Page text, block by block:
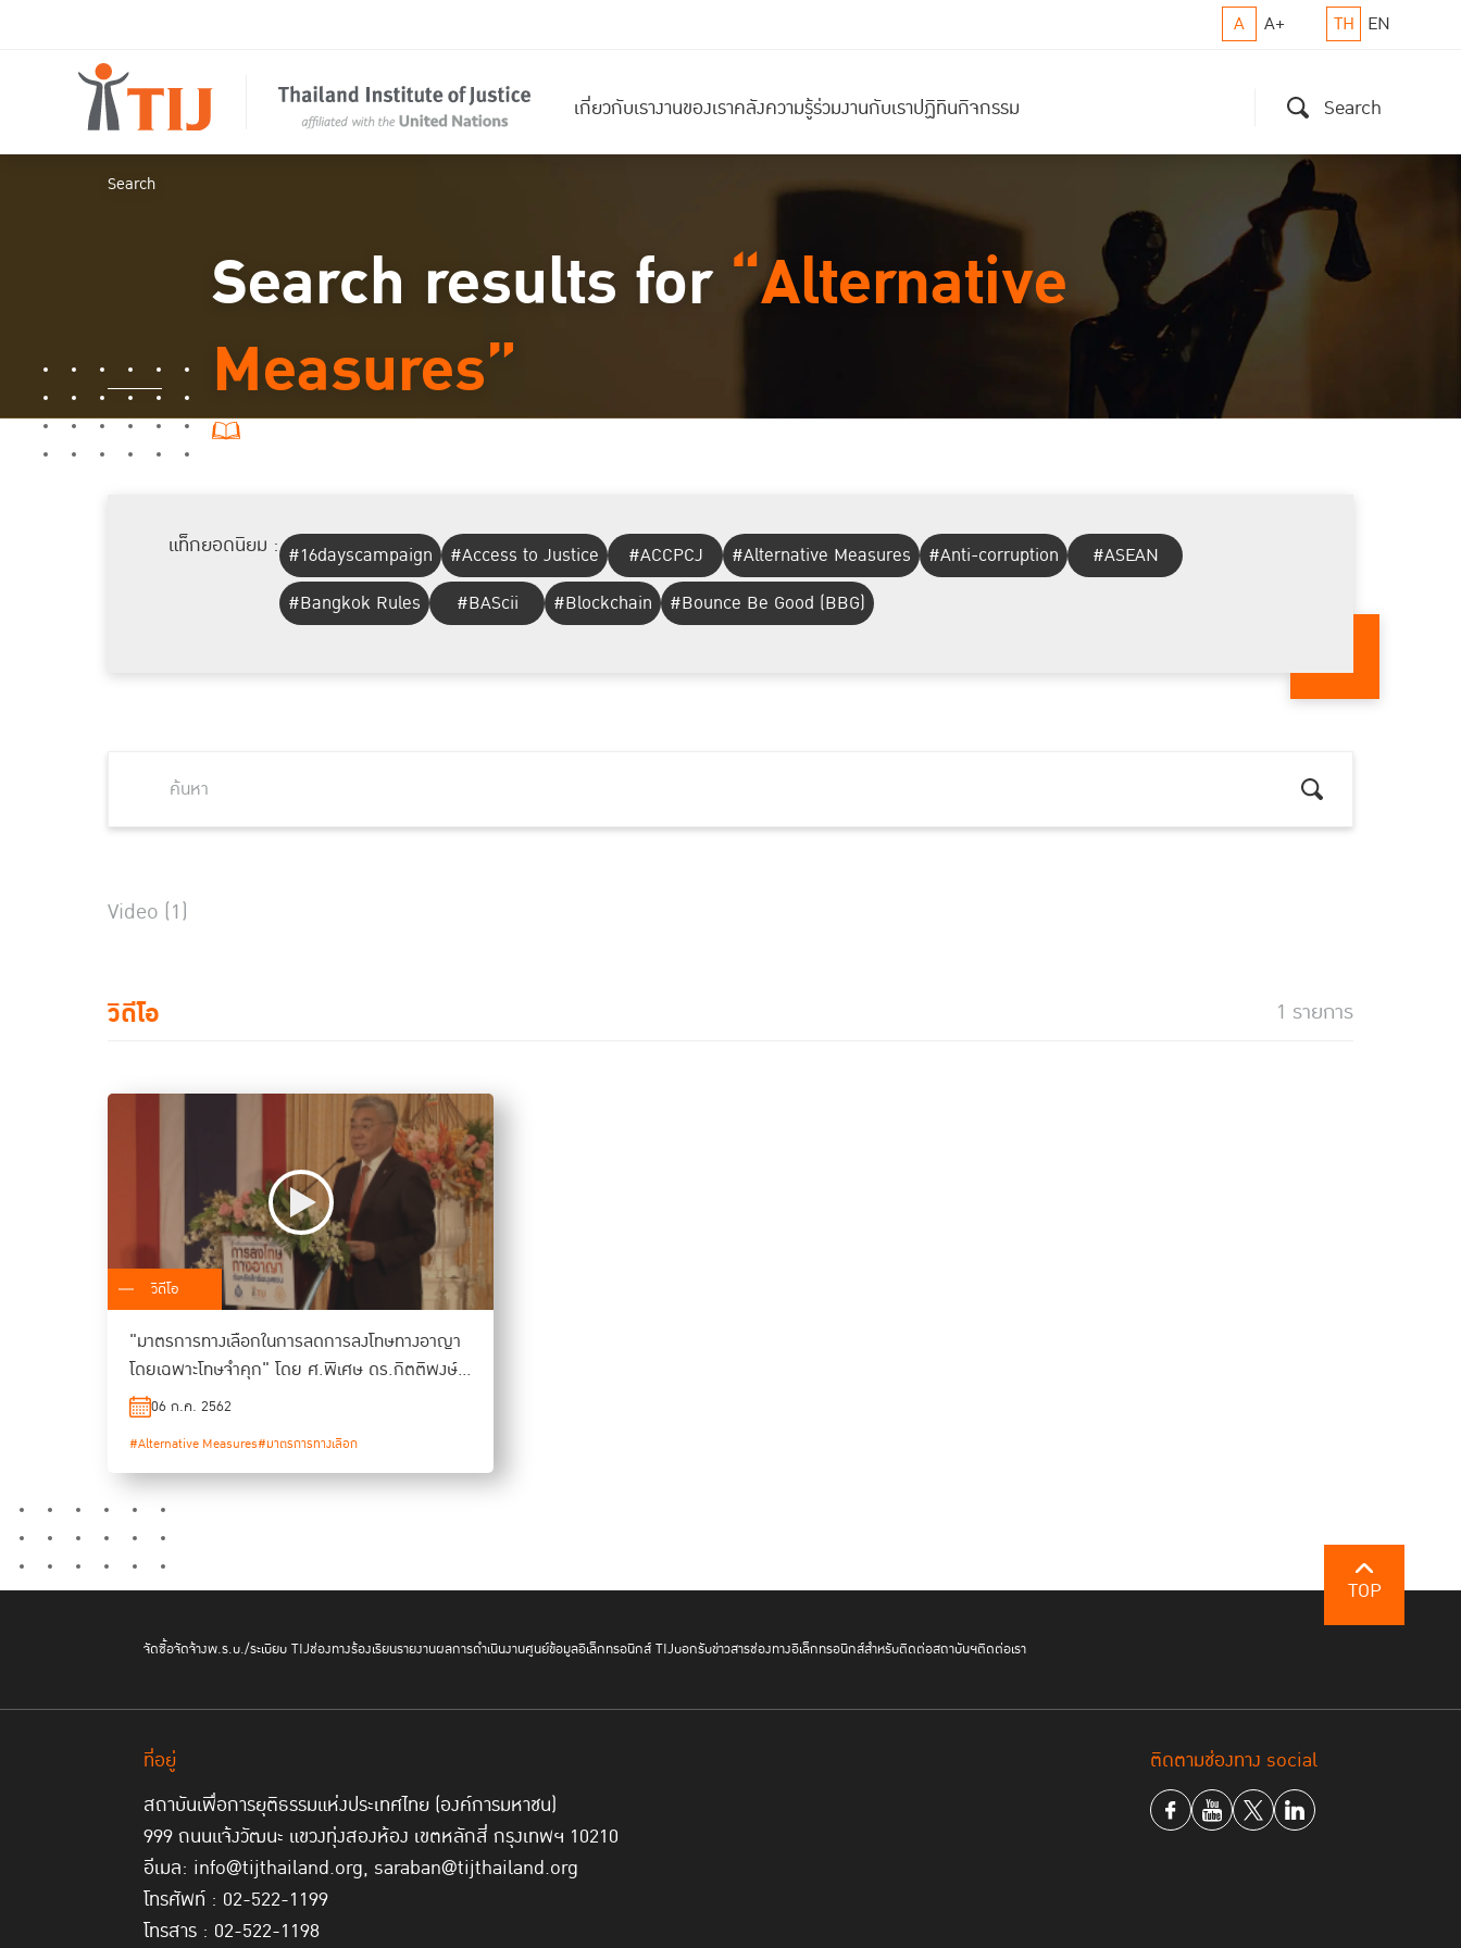
A A+ TH EN
เกี่ยวกับเรางานของเราคลังความรู้ร่วมงานกับเราปฏิทินกิจกรรม Search
Search
Search results for“Alternative
Measures”
แท็กยอดนิยม : #16dayscampaign #Access to Justice #ACCPCJ #Alternative Measures #Anti-corruption
#ASEAN
#Bangkok Rules
#BAScii #Blockchain #Bounce Be Good (BBG)
Video (1)
วิดีโอ 1 รายการ
วิดีโอ
"มาตรการทางเลือกในการลดการลงโทษทางอาญา
โดยเฉพาะโทษจำคุก" โดย ศ.พิเศษ ดร.กิตติพงษ์
กิตยารักษ์
06 ก.ค. 2562
#Alternative Measures#มาตรการทางเลือก
TOP
จัดซื้อจัดจ้างพ.ร.บ./ระเบียบ TIJช่องทางร้องเรียนรายงานผลการดำเนินงานศูนย์ข้อมูลอิเล็กทรอนิกส์ TIJบอกรับข่าวสารช่องทางอิเล็กทรอนิกส์สำหรับติดต่อสถาบันฯติดต่อเรา
ที่อยู่
สถาบันเพื่อการยุติธรรมแห่งประเทศไทย (องค์การมหาชน)
999 ถนนแจ้งวัฒนะ แขวงทุ่งสองห้อง เขตหลักสี่ กรุงเทพฯ 10210
อีเมล: info@tijthailand.org, saraban@tijthailand.org
โทรศัพท์ : 02-522-1199
โทรสาร : 02-522-1198
ติดตามช่องทาง social